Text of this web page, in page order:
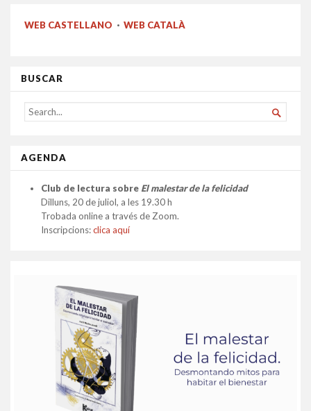
WEB CASTELLANO · WEB CATALÀ
BUSCAR
SEARCH
FOR...

AGENDA
Club de lectura sobre El malestar de la felicidad
Dilluns, 20 de juliol, a les 19.30 h
Trobada online a través de Zoom.
Inscripcions:clica aquí